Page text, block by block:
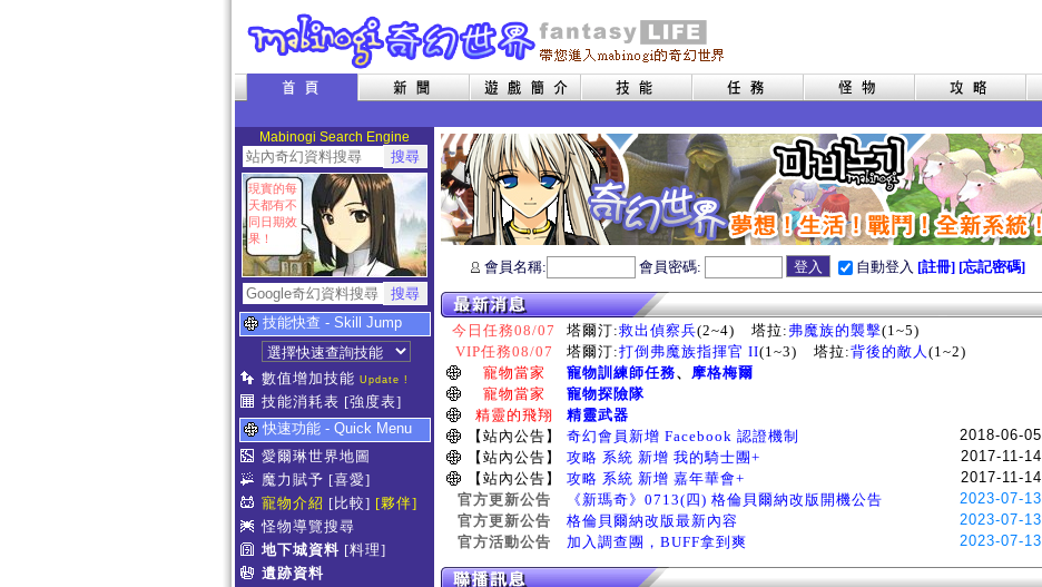
Mabinogi Search Engine
現實的每
天都有不
同日期效
果！
技能快查 - Skill Jump
數值增加技能 Update !
技能消耗表 [強度表]
快速功能 - Quick Menu
愛爾琳世界地圖
魔力賦予 [喜愛]
寵物介紹 [比較] [夥伴]
怪物導覽搜尋
地下城資料 [料理]
遺跡資料
會員名稱: 會員密碼: 自動登入 [註冊] [忘記密碼]
今日任務08/07 塔爾汀:救出偵察兵(2~4) 塔拉: 弗魔族的襲擊(1~5)
VIP任務08/07
塔爾汀:打倒弗魔族指揮官 II(1~3) 塔拉:背後的敵人 (1~2)
寵物當家
寵物訓練師任務、 摩格梅爾
寵物當家
寵物探險隊
精靈的飛翔
精靈武器
【站內公告】
奇幻會員新增 Facebook 認證機制
2018-06-05
【站內公告】
攻略 系統 新增 我的騎士團+
2017-11-14
【站內公告】
攻略 系統 新增 嘉年華會+
2017-11-14
官方更新公告
《新瑪奇》0713(四) 格倫貝爾納改版開機公告
2023-07-13
官方更新公告
格倫貝爾納改版最新內容
2023-07-13
官方活動公告
加入調查團，BUFF拿到爽 2023-07-13